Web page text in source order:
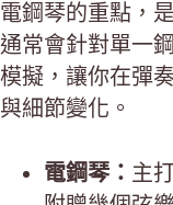
電鋼琴的重點，
通常會針對單一
模擬，讓你在彈
與細節變化。
電鋼琴： 主